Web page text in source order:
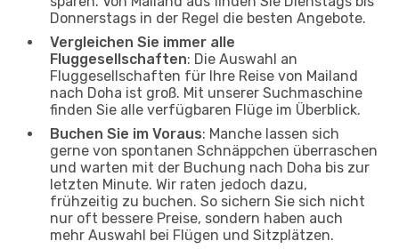
Donnerstags in der Regel die besten Angebote.
Vergleichen Sie immer alle
Fluggesellschaften: Die Auswahl an
Fluggesellschaften für Ihre Reise von Mailand
nach Doha ist groß. Mit unserer Suchmaschine
finden Sie alle verfügbaren Flüge im Überblick.
Buchen Sie im Voraus: Manche lassen sich
gerne von spontanen Schnäppchen überraschen
und warten mit der Buchung nach Doha bis zur
letzten Minute. Wir raten jedoch dazu,
frühzeitig zu buchen. So sichern Sie sich nicht
nur oft bessere Preise, sondern haben auch
mehr Auswahl bei Flügen und Sitzplätzen.